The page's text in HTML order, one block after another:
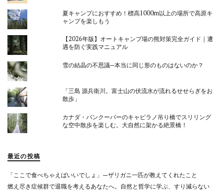
夏キャンプにおすすめ！標高1000m以上の場所で高原キ
ャンプを楽しもう
【2026年版】オートキャンプ場の熊対策完全ガイド｜遭
遇を防ぐ実践マニュアル
雪の結晶の不思議─本当に同じ形のものはないのか？
「三島 源兵衛川。富士山の伏流水が流れるせせらぎをお
散歩」
カナダ・バンクーバーのキャピラノ吊り橋でスリリング
な空中散歩を楽しむ。大自然に架かる絶景橋！
最近の投稿
「ここで食べちゃえばいいでしょ」—ザリガニ一匹が教えてくれたこと
燃え尽き症候群で退職を考えるあなたへ。自然と哲学に学ぶ、すり減らない